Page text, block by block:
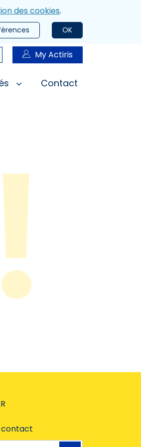
des cookies.
OK
RechercherMy Actiris
Contact
contact